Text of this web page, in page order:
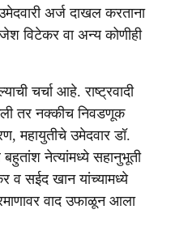
अर्ज दाखल करताना
विटेकर वा अन्य कोणीही
चर्चा आहे. राष्ट्रवादी
तर नक्कीच निवडणूक
महायुतीचे उमेदवार डॉ.
बहुतांश नेत्यांमध्ये सहानुभूती
सईद खान यांच्यामध्ये
वाद उफाळून आला